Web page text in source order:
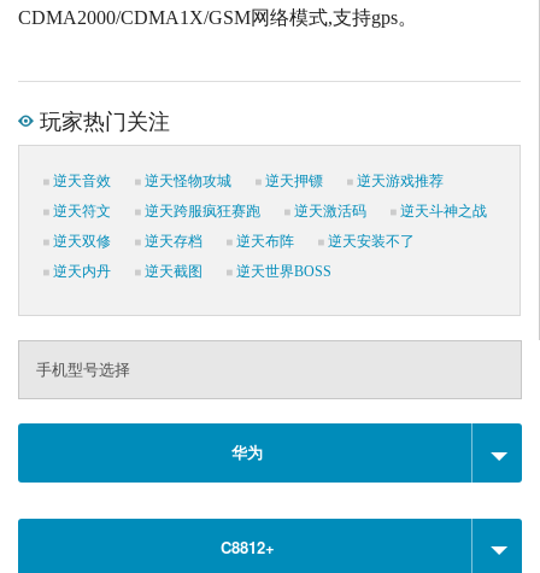
CDMA2000/CDMA1X/GSM网络模式,支持gps。
玩家热门关注
逆天音效 逆天怪物攻城 逆天押镖
逆天游戏推荐
逆天符文
逆天跨服疯狂赛跑 逆天激活码
逆天斗神之战
逆天双修
逆天存档 逆天布阵
逆天安装不了
逆天内丹
逆天截图 逆天世界BOSS
手机型号选择
华为
C8812+